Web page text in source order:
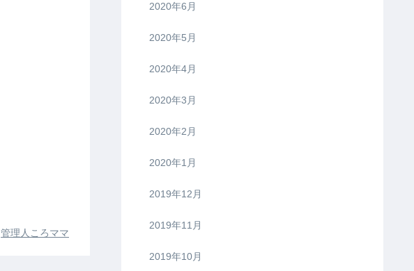
管理人ころママ
2020年6月
2020年5月
2020年4月
2020年3月
2020年2月
2020年1月
2019年12月
2019年11月
2019年10月